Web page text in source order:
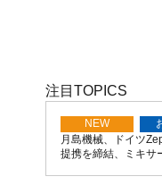
注目TOPICS
NEW
月島機械、ドイツ
提携を締結、ミキサ